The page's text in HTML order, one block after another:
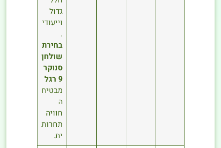
גדול
וייעודי
.
בחירת
שולחן
סנוקר
9 רגל
מבטיח
ה
חוויה
תחרות
ית.